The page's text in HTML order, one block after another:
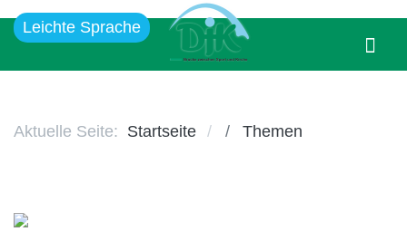
Leichte Sprache
Aktuelle Seite: Startseite Themen